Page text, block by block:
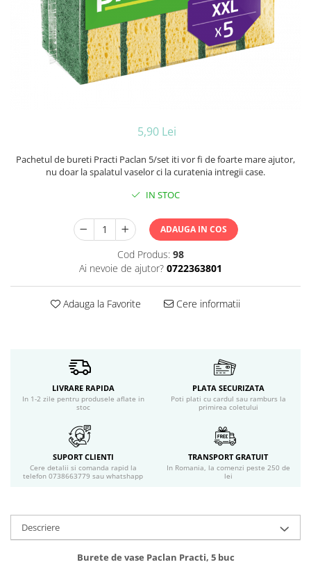
Ceara de par si gel
Accesorii par
Cosmetice profesionale
Sampon de par
Tratamente si masca de par
Ingrijire corp
Deodorante si antiperspirante
Lotiuni si creme de corp
Spuma si saruri de baie
Produse pentru epilare
Produse pentru protectie solara
Creion si tus ochi
Produse stilizare sprancene
Aplicatoare si pensule machiaj
Accesorii machiaj
Pasta de dinti
Apa de gura
5,90 Lei
Pachetul de bureti Practi Paclan 5/set iti vor fi de foarte mare ajutor,
nu doar la spalatul vaselor ci la curatenia intregii case.
IN STOC
ADAUGA IN COS
Cod Produs: 98
Ai nevoie de ajutor? 0722363801
Adauga la Favorite Cere informatii
LIVRARE RAPIDA
In 1-2 zile pentru produsele aflate in
stoc
PLATA SECURIZATA
Poti plati cu cardul sau ramburs la
primirea coletului
SUPORT CLIENTI
Cere detalii si comanda rapid la
telefon 0738663779 sau whatshapp
TRANSPORT GRATUIT
In Romania, la comenzi peste 250 de
lei
Descriere
Burete de vase Paclan Practi, 5 buc